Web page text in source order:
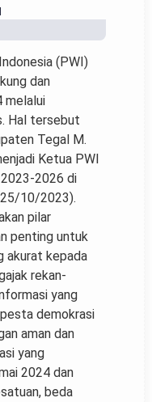
(PWI)
dan
melalui
Hal tersebut
Tegal M.
Ketua PWI
2026 di
10/2023).
pilar
penting untuk
akurat kepada
rekan-
yang
demokrasi
aman dan
yang
2024 dan
beda